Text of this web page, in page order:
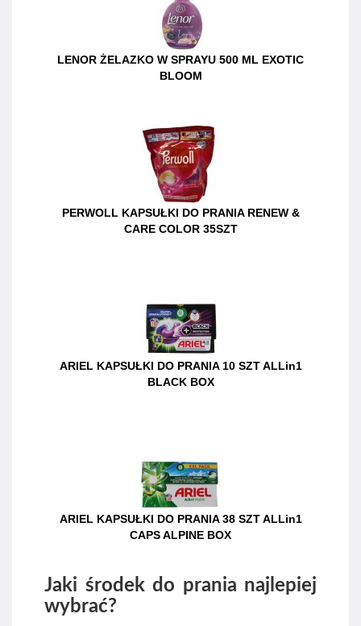
LENOR ŻELAZKO W SPRAYU 500 ML EXOTIC
BLOOM
PERWOLL KAPSUŁKI DO PRANIA RENEW &
CARE COLOR 35SZT
ARIEL KAPSUŁKI DO PRANIA 10 SZT ALLin1
BLACK BOX
ARIEL KAPSUŁKI DO PRANIA 38 SZT ALLin1
CAPS ALPINE BOX
Jaki środek do prania najlepiej
wybrać?